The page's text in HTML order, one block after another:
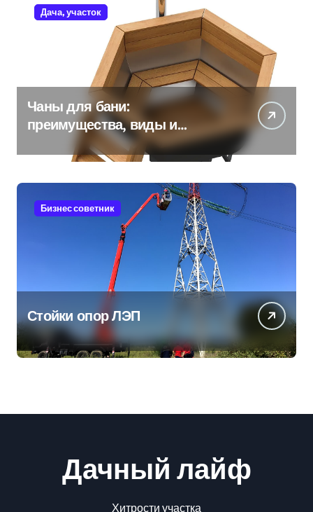
Дача, участок
Чаны для бани:
преимущества, виды и
особенности использования
Бизнес советник
Стойки опор ЛЭП
Дачный лайф
Хитрости участка